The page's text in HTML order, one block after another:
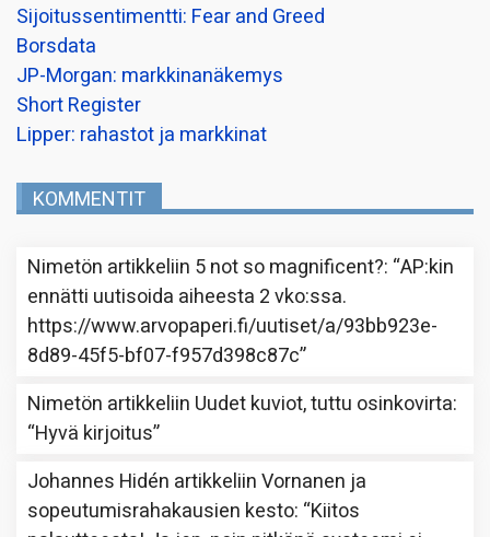
Sijoitussentimentti: Fear and Greed
Borsdata
JP-Morgan: markkinanäkemys
Short Register
Lipper: rahastot ja markkinat
KOMMENTIT
Nimetön artikkeliin 5 not so magnificent?: “AP:kin
ennätti uutisoida aiheesta 2 vko:ssa.
https://www.arvopaperi.fi/uutiset/a/93bb923e-
8d89-45f5-bf07-f957d398c87c”
Nimetön artikkeliin Uudet kuviot, tuttu osinkovirta:
“Hyvä kirjoitus”
Johannes Hidén artikkeliinVornanen ja
sopeutumisrahakausien kesto: “Kiitos